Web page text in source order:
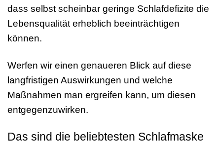
dass selbst scheinbar geringe Schlafdefizite die
Lebensqualität erheblich beeinträchtigen
können.
Werfen wir einen genaueren Blick auf diese
langfristigen Auswirkungen und welche
Maßnahmen man ergreifen kann, um diesen
entgegenzuwirken.
Das sind die beliebtesten Schlafmaske